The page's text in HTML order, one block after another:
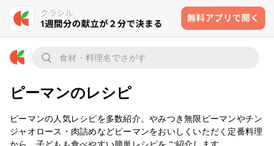
ピーマンのレシピ
ピーマンの人気レシピを多数紹介。やみつき無限ピーマンやチン
ジャオロース・肉詰めなどピーマンをおいしくいただく定番料理
から、子どもも食べやすい簡単レシピをご紹介します。